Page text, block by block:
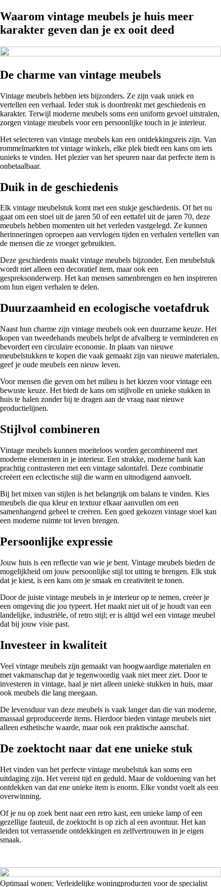
Waarom vintage meubels je huis meer
karakter geven dan je ex ooit deed
De charme van vintage meubels
Vintage meubels hebben iets bijzonders. Ze zijn vaak uniek en
vertellen een verhaal. Ieder stuk is doordrenkt met geschiedenis en
karakter. Terwijl moderne meubels soms een uniform gevoel uitstralen,
zorgen vintage meubels voor een persoonlijke touch in je interieur.
Het selecteren van vintage meubels kan een ontdekkingsreis zijn. Van
rommelmarkten tot vintage winkels, elke plek biedt een kans om iets
unieks te vinden. Het plezier van het speuren naar dat perfecte item is
onbetaalbaar.
Duik in de geschiedenis
Elk vintage meubelstuk komt met een stukje geschiedenis. Of het nu
gaat om een stoel uit de jaren 50 of een eettafel uit de jaren 70, deze
meubels hebben momenten uit het verleden vastgelegd. Ze kunnen
herinneringen oproepen aan vervlogen tijden en verhalen vertellen van
de mensen die ze vroeger gebruikten.
Deze geschiedenis maakt vintage meubels bijzonder. Een meubelstuk
wordt niet alleen een decoratief item, maar ook een
gespreksonderwerp. Het kan mensen samenbrengen en hen inspireren
om hun eigen verhalen te delen.
Duurzaamheid en ecologische voetafdruk
Naast hun charme zijn vintage meubels ook een duurzame keuze. Het
kopen van tweedehands meubels helpt de afvalberg te verminderen en
bevordert een circulaire economie. In plaats van nieuwe
meubelstukken te kopen die vaak gemaakt zijn van nieuwe materialen,
geef je oude meubels een nieuw leven.
Voor mensen die geven om het milieu is het kiezen voor vintage een
bewuste keuze. Het biedt de kans om stijlvolle en unieke stukken in
huis te halen zonder bij te dragen aan de vraag naar nieuwe
productielijnen.
Stijlvol combineren
Vintage meubels kunnen moeiteloos worden gecombineerd met
moderne elementen in je interieur. Een strakke, moderne bank kan
prachtig contrasteren met een vintage salontafel. Deze combinatie
creëert een eclectische stijl die warm en uitnodigend aanvoelt.
Bij het mixen van stijlen is het belangrijk om balans te vinden. Kies
meubels die qua kleur en textuur elkaar aanvullen om een
samenhangend geheel te creëren. Een goed gekozen vintage stoel kan
een moderne ruimte tot leven brengen.
Persoonlijke expressie
Jouw huis is een reflectie van wie je bent. Vintage meubels bieden de
mogelijkheid om jouw persoonlijke stijl tot uiting te brengen. Elk stuk
dat je kiest, is een kans om je smaak en creativiteit te tonen.
Door de juiste vintage meubels in je interieur op te nemen, creëer je
een omgeving die jou typeert. Het maakt niet uit of je houdt van een
landelijke, industriële, of retro stijl; er is altijd wel een vintage meubel
dat bij jouw visie past.
Investeer in kwaliteit
Veel vintage meubels zijn gemaakt van hoogwaardige materialen en
met vakmanschap dat je tegenwoordig vaak niet meer ziet. Door te
investeren in vintage, haal je niet alleen unieke stukken in huis, maar
ook meubels die lang meegaan.
De levensduur van deze meubels is vaak langer dan die van moderne,
massaal geproduceerde items. Hierdoor bieden vintage meubels niet
alleen esthetische waarde, maar ook een praktische aanschaf.
De zoektocht naar dat ene unieke stuk
Het vinden van het perfecte vintage meubelstuk kan soms een
uitdaging zijn. Het vereist tijd en geduld. Maar de voldoening van het
ontdekken van dat ene unieke item is enorm. Elke vondst voelt als een
overwinning.
Of je nu op zoek bent naar een retro kast, een unieke lamp of een
gezellige fauteuil, de zoektocht is op zich al een avontuur. Het kan
leiden tot verrassende ontdekkingen en zelfvertrouwen in je eigen
smaak.
Optimaal wonen: Verleidelijke woningproducten voor de specialist